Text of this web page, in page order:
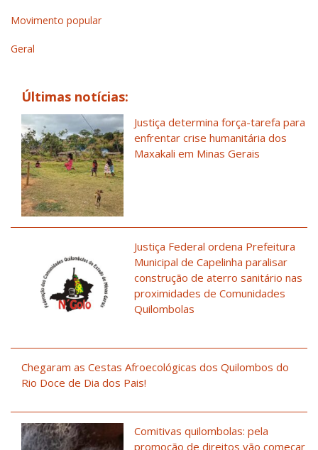
Movimento popular
Geral
Últimas notícias:
Justiça determina força-tarefa para
enfrentar crise humanitária dos
Maxakali em Minas Gerais
Justiça Federal ordena Prefeitura
Municipal de Capelinha paralisar
construção de aterro sanitário nas
proximidades de Comunidades
Quilombolas
Chegaram as Cestas Afroecológicas dos Quilombos do
Rio Doce de Dia dos Pais!
Comitivas quilombolas: pela
promoção de direitos vão começar